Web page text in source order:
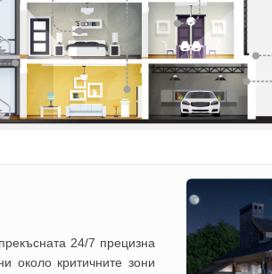
24/7 прецизна
около критичните зони